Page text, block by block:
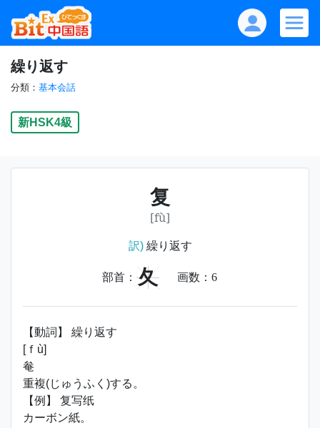
繰り返す
分類： 基本会話
新HSK4級
复
[fù]
訳)繰り返す
部首： 夂 画数： 6
【動詞】 繰り返す
[ｆù]
奙
重複(じゅうふく)する。
【例】 复写纸
カーボン紙。